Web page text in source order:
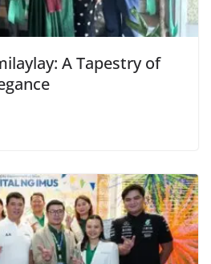
A Tapestry of